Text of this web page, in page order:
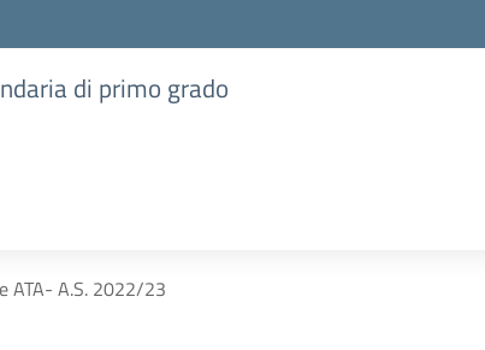
di primo grado
ATA- A.S. 2022/23